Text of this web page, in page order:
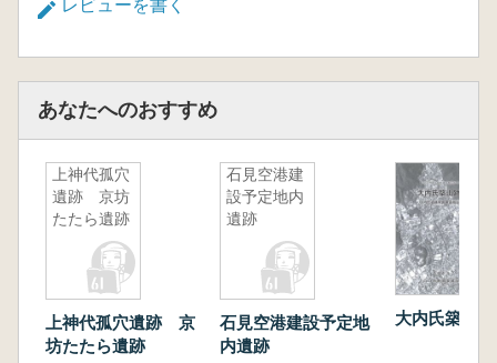
レビューを書く
あなたへのおすすめ
上神代孤穴
遺跡 京坊
たたら遺跡
上神代孤穴遺跡 京
坊たたら遺跡
石見空港建
設予定地内
遺跡
石見空港建設予定地
内遺跡
大内氏築山